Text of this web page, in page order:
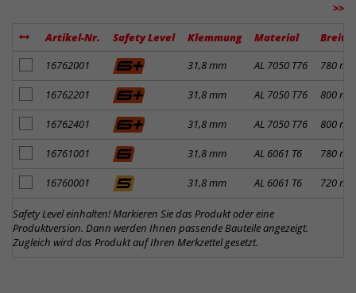
>>
Artikel-Nr. Safety Level Klemmung Material
Breite
Artikel zum Merkzettel hinzufügen
16762001 31,8 mm AL 7050 T76 780 mm
Artikel zum Merkzettel hinzufügen
16762201 31,8 mm AL 7050 T76 800 mm
Artikel zum Merkzettel hinzufügen
16762401 31,8 mm AL 7050 T76 800 mm
Artikel zum Merkzettel hinzufügen
16761001 31,8 mm AL 6061 T6 780 mm
Artikel zum Merkzettel hinzufügen
16760001 31,8 mm AL 6061 T6 720 mm
Safety Level einhalten! Markieren Sie das Produkt oder eine
Produktversion. Dann werden Ihnen passende Bauteile angezeigt.
Zugleich wird das Produkt auf Ihren Merkzettel gesetzt.